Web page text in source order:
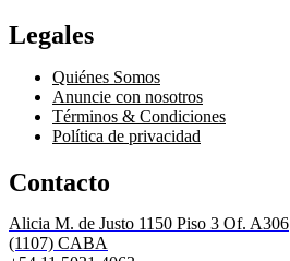
Legales
Quiénes Somos
Anuncie con nosotros
Términos & Condiciones
Política de privacidad
Contacto
Alicia M. de Justo 1150 Piso 3 Of. A306
(1107) CABA